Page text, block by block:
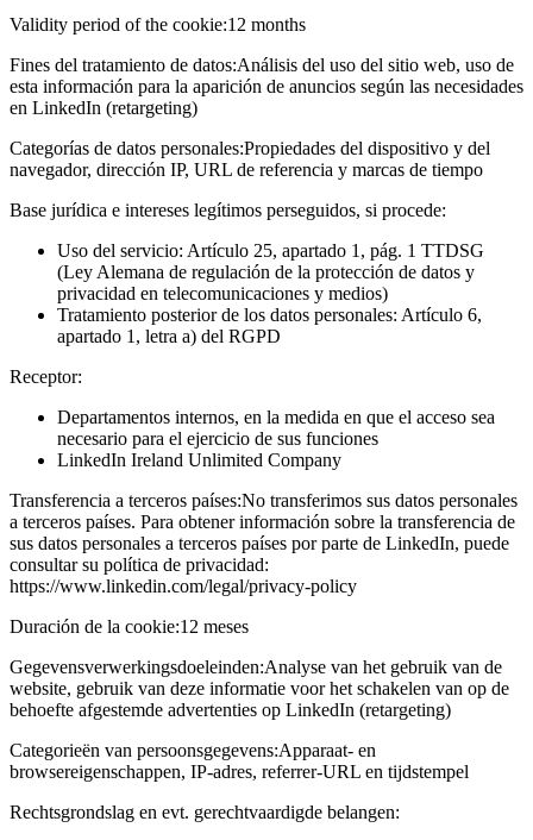
Validity period of the cookie:12 months
Fines del tratamiento de datos:Análisis del uso del sitio web, uso de
esta información para la aparición de anuncios según las necesidades
en LinkedIn (retargeting)
Categorías de datos personales:Propiedades del dispositivo y del
navegador, dirección IP, URL de referencia y marcas de tiempo
Base jurídica e intereses legítimos perseguidos, si procede:
Uso del servicio: Artículo 25, apartado 1, pág. 1 TTDSG
(Ley Alemana de regulación de la protección de datos y
privacidad en telecomunicaciones y medios)
Tratamiento posterior de los datos personales: Artículo 6,
apartado 1, letra a) del RGPD
Receptor:
Departamentos internos, en la medida en que el acceso sea
necesario para el ejercicio de sus funciones
LinkedIn Ireland Unlimited Company
Transferencia a terceros países:No transferimos sus datos personales
a terceros países. Para obtener información sobre la transferencia de
sus datos personales a terceros países por parte de LinkedIn, puede
consultar su política de privacidad:
https://www.linkedin.com/legal/privacy-policy
Duración de la cookie:12 meses
Gegevensverwerkingsdoeleinden:Analyse van het gebruik van de
website, gebruik van deze informatie voor het schakelen van op de
behoefte afgestemde advertenties op LinkedIn (retargeting)
Categorieën van persoonsgegevens:Apparaat- en
browsereigenschappen, IP-adres, referrer-URL en tijdstempel
Rechtsgrondslag en evt. gerechtvaardigde belangen: